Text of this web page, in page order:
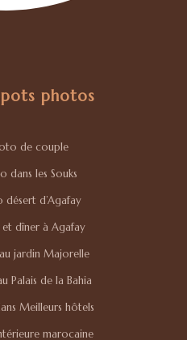
photos
de couple
dans les Souks
désert d’Agafay
dîner à Agafay
jardin Majorelle
Palais de la Bahia
Meilleurs hôtels
marocaine